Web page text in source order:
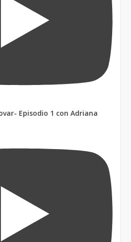
Episodio 1 con Adriana